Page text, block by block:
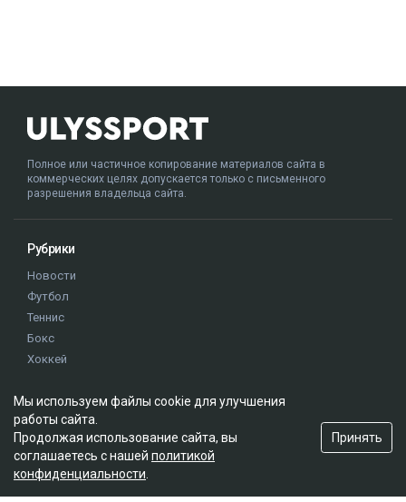
Полное или частичное копирование материалов сайта в
коммерческих целях допускается только с письменного
разрешения владельца сайта.
Рубрики
Новости
Футбол
Теннис
Бокс
Хоккей
Истории
Олимпиада
Редакция
Мы используем файлы cookie для улучшения
работы сайта.
Продолжая использование сайта, вы
соглашаетесь с нашей политикой
конфиденциальности
Принять